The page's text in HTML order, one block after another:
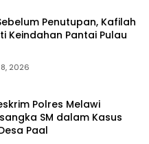
Penutupan, Kafilah
Keindahan Pantai Pulau
2026
Polres Melawi
SM dalam Kasus
Paal